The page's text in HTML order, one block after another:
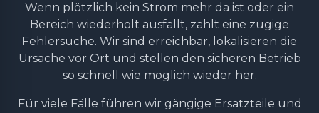
Wenn plötzlich kein Strom mehr da ist oder ein
Bereich wiederholt ausfällt, zählt eine zügige
Fehlersuche. Wir sind erreichbar, lokalisieren die
Ursache vor Ort und stellen den sicheren Betrieb
so schnell wie möglich wieder her.
Für viele Fälle führen wir gängige Ersatzteile und